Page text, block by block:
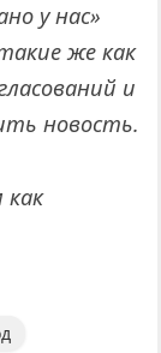
у нас»
же как
и
новость.